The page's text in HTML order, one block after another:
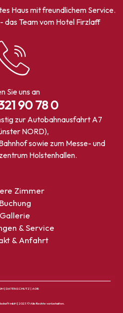
Haus mit freundlichem Service.
das Team vom Hotel Firzlaff
Sie uns an
90 78 0
zur Autobahnausfahrt A7
NORD),
sowie zum Messe- und
Holstenhallen.
Zimmer
Buchung
Gallerie
& Service
& Anfahrt
| DATENSCHUTZ | AGB
mbH | 2023 © Alle Rechte vorbehalten.